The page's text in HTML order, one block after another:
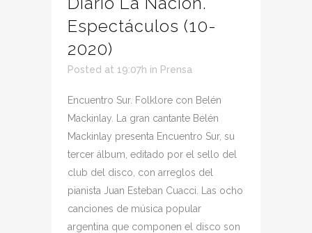
Espectáculos (10-
2020)
Posted at 19:07h in Prensa
Encuentro Sur. Folklore con Belén
Mackinlay. La gran cantante Belén
Mackinlay presenta Encuentro Sur, su
tercer álbum, editado por el sello del
club del disco, con arreglos del
pianista Juan Esteban Cuacci. Las ocho
canciones de música popular
argentina que componen el disco son